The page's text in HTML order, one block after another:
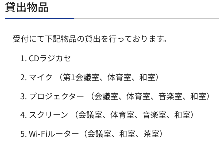
貸出物品
受付にて下記物品の貸出を行っております。
CDラジカセ
マイク （第1会議室、体育室、和室）
プロジェクター （会議室、体育室、音楽室、和室）
スクリーン （会議室、体育室、音楽室、和室）
Wi-Fiルーター（会議室、和室、茶室）